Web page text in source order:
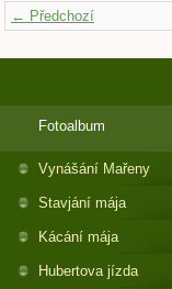
← Předchozí
Fotoalbum
Vynášání Mařeny
Stavjání mája
Kácání mája
Hubertova jízda